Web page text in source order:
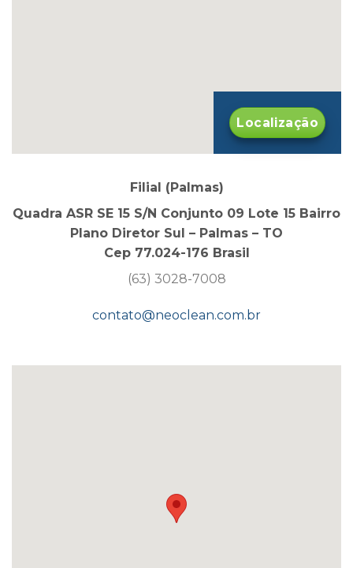
Localização
Filial (Palmas)
Quadra ASR SE 15 S/N Conjunto 09 Lote 15 Bairro
Plano Diretor Sul – Palmas – TO
Cep 77.024-176 Brasil
(63) 3028-7008
contato@neoclean.com.br